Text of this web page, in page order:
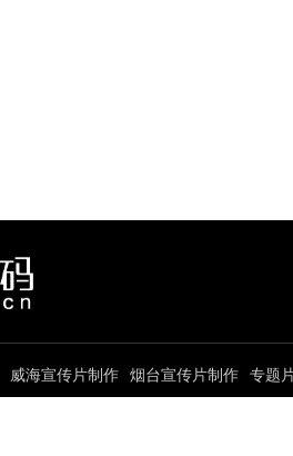
威海宣传片制作 烟台宣传片制作 专题